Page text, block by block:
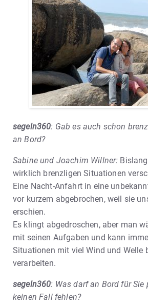
segeln360: Gab es auch schon
an Bord?
Sabine und Joachim Willner:
wirklich brenzligen Situationen
Eine Nacht-Anfahrt in eine
vor kurzem abgebrochen, weil sie
erschien.
Es klingt abgedroschen, aber man
mit seinen Aufgaben und kann
Situationen mit viel Wind und Welle
verarbeiten.
segeln360: Was darf an Bord für
keinen Fall fehlen?